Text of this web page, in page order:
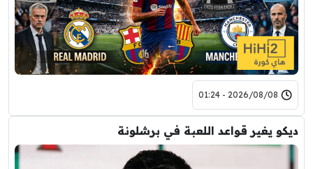
2026/08/08 - 01:24
ديكو يغير قواعد اللعبة في برشلونة